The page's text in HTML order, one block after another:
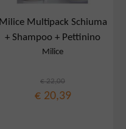
Milice Multipack Schiuma
+ Shampoo + Pettinino
Milice
€ 22,00
€ 20,39